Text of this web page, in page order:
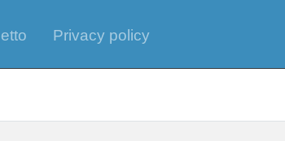
Privacy policy